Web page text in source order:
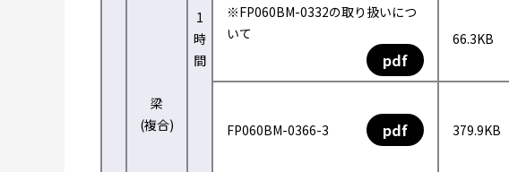
梁
(複合)
1
時
間
※FP060BM-0332の取り扱いにつ
いて
pdf
66.3KB
FP060BM-0366-3 pdf 379.9KB